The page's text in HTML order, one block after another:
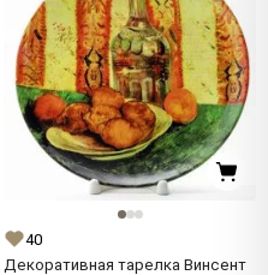
40
Декоративная тарелка Винсент